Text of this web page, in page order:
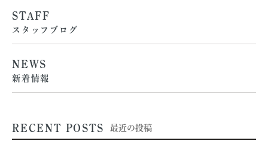
STAFF
スタッフブログ
NEWS
新着情報
RECENT POSTS 最近の投稿